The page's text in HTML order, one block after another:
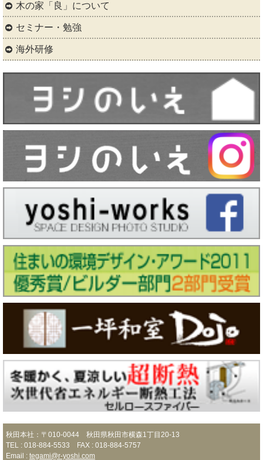
木の家「良」について
セミナー・勉強
海外研修
秋田本社：〒010-0044 秋田県秋田市横森1丁目20-13
TEL : 018-884-5533 FAX : 018-884-5757
Email : tegami@r-yoshi.com